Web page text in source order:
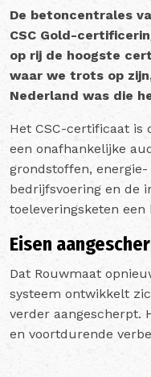
De betoncentrales
CSC Gold-
op rij de hoogste
waar we trots op
Nederland was die
Het CSC-certificaat is
een onafhankelijke
grondstoffen,
bedrijfsvoering en de
toeleveringsketen
Eisen
Dat Rouwmaat
systeem ontwikkelt
verder aangescherpt.
en voortdurende